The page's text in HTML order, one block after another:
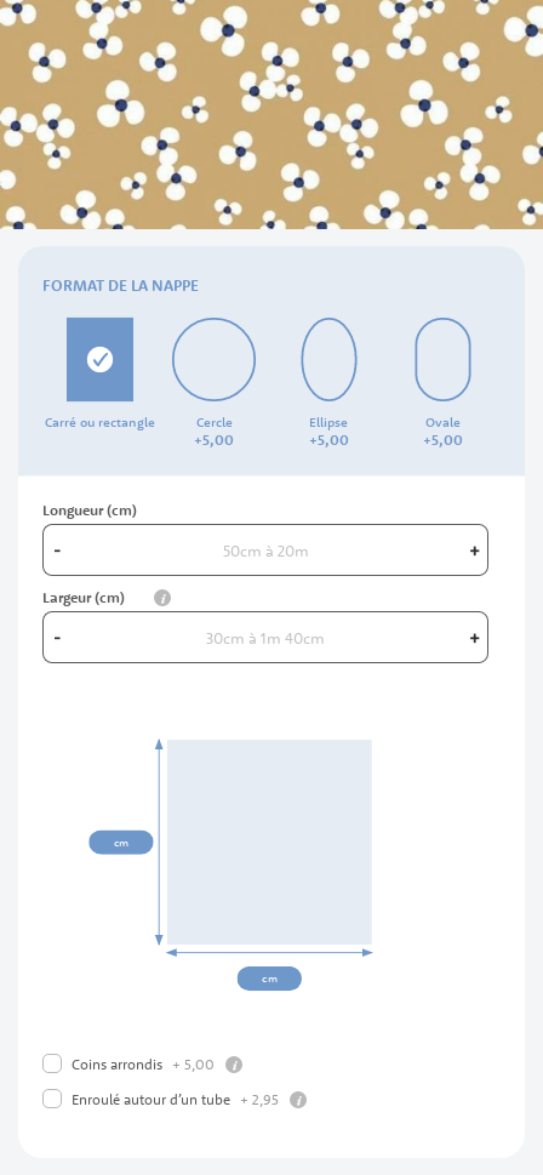
beginning
FORMAT DE LA NAPPE
Carré ou rectangle Cercle
+5,00
Ellipse
+5,00
Ovale
+5,00
Longueur (cm)
- +
Largeur (cm) info
- +
cm
cm
Coins arrondis + 5,00 info
Enroulé autour d’un tube + 2, 95 info